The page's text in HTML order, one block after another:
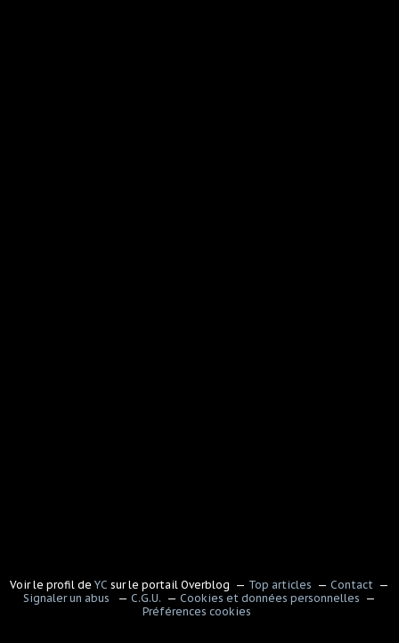
Voir le profil de YC sur le portail Overblog Top articles
Contact
Signaler un abus
C.G.U.
Cookies et données personnelles
Préférences cookies